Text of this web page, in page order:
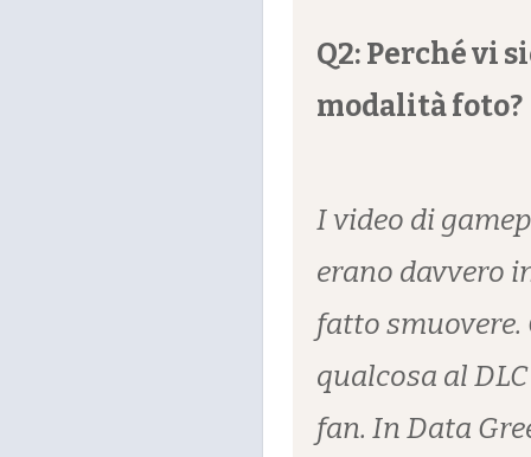
Q2: Perché vi
modalità foto?
I video di
erano davvero
fatto
qualcosa al
fan. In Data